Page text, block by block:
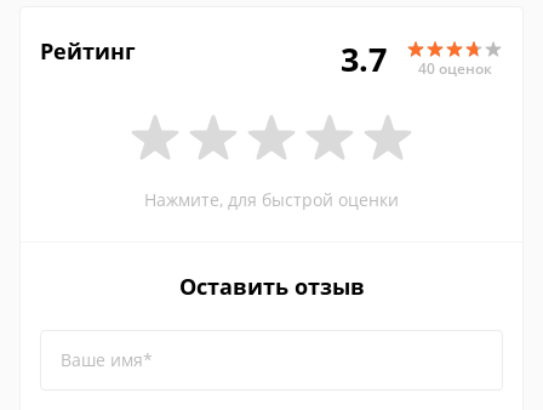
Рейтинг 3.7 40 оценок
Нажмите, для быстрой оценки
Оставить отзыв
Ваше имя*